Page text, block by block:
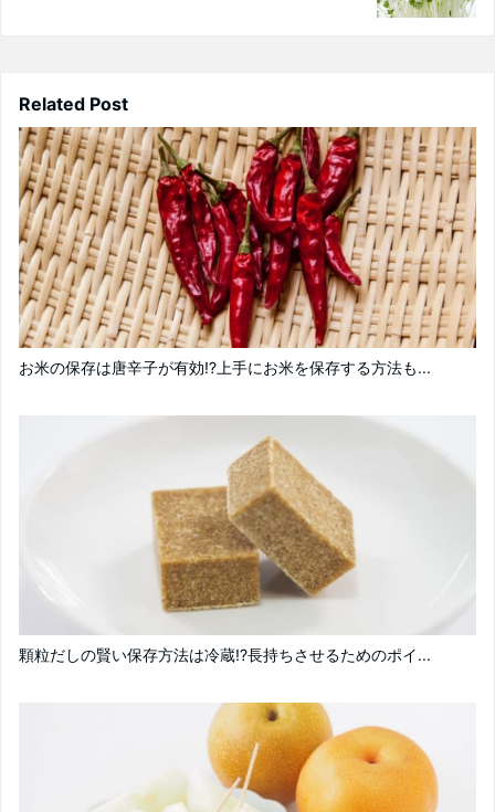
Related Post
お米の保存は唐辛子が有効!?上手にお米を保存する方法も...
顆粒だしの賢い保存方法は冷蔵!?長持ちさせるためのポイ...